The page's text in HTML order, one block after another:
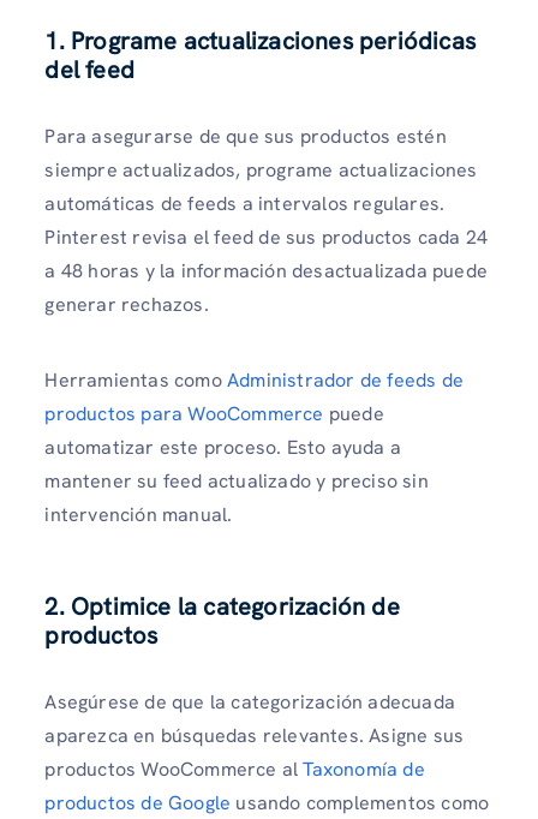
1. Programe actualizaciones periódicas
del feed
Para asegurarse de que sus productos estén
siempre actualizados, programe actualizaciones
automáticas de feeds a intervalos regulares.
Pinterest revisa el feed de sus productos cada 24
a 48 horas y la información desactualizada puede
generar rechazos.
Herramientas comoAdministrador de feeds de
productos para WooCommerce puede
automatizar este proceso. Esto ayuda a
mantener su feed actualizado y preciso sin
intervención manual.
2. Optimice la categorización de
productos
Asegúrese de que la categorización adecuada
aparezca en búsquedas relevantes. Asigne sus
productos WooCommerce alTaxonomía de
productos de Google usando complementos como